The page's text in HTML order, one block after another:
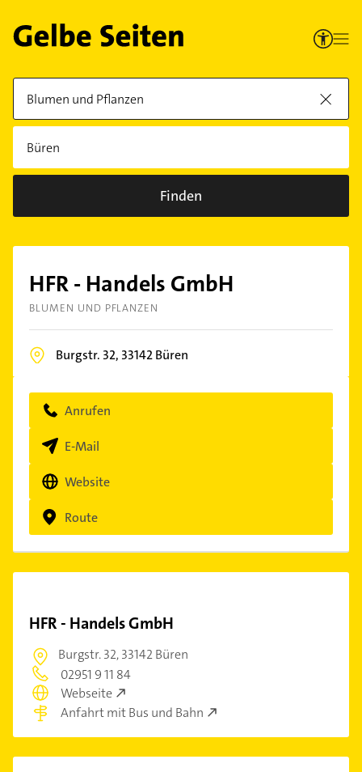
Finden
HFR - Handels GmbH
BLUMEN UND PFLANZEN
Burgstr. 32, 33142Büren
Anrufen
E-Mail
Website
Route
HFR - Handels GmbH
Burgstr. 32,33142 Büren
02951 9 11 84
Webseite
Anfahrt mit Bus und Bahn